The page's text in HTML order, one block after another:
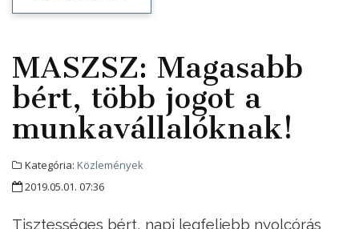
MASZSZ: Magasabb
bért, több jogot a
munkavállalóknak!
Kategória: Közlemények
2019.05.01. 07:36
Tisztességes bért, napi legfeljebb nyolcórás